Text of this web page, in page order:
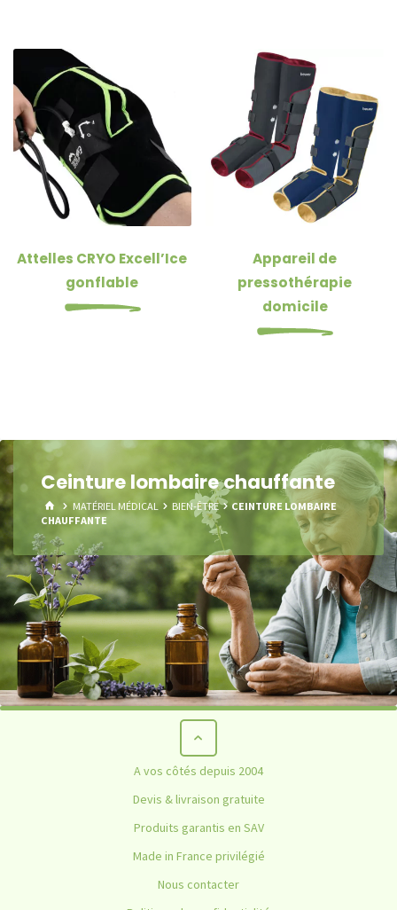
Attelles CRYO Excell’Ice
gonflable
Appareil de
pressothérapie
domicile
Ceinture lombaire chauffante
HOMEMATÉRIEL MÉDICAL BIEN-ÊTRE
CEINTURE LOMBAIRE
CHAUFFANTE
A vos côtés depuis 2004
Devis & livraison gratuite
Produits garantis en SAV
Made in France privilégié
Nous contacter